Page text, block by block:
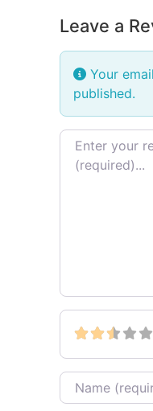
Leave a
Your
published.
Review text
Name